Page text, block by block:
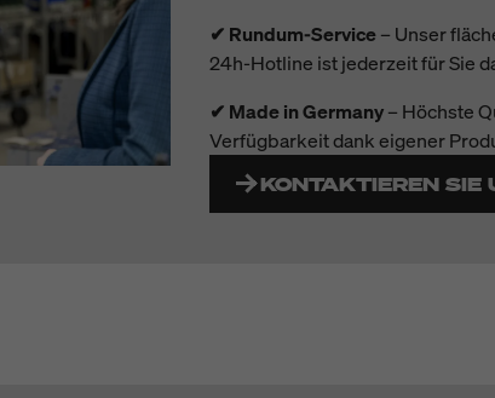
✔ Rundum-Service– Unser
24h-Hotline ist jederzeit für Sie
✔ Made in Germany– Höchste
Verfügbarkeit dank eigener
KONTAKTIEREN SIE